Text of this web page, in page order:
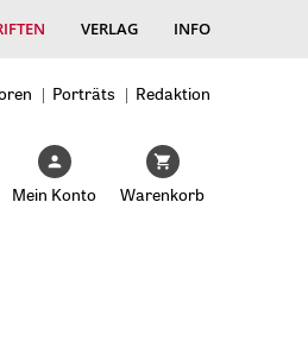
VERLAG INFO
Porträts
Redaktion
Mein Konto Warenkorb